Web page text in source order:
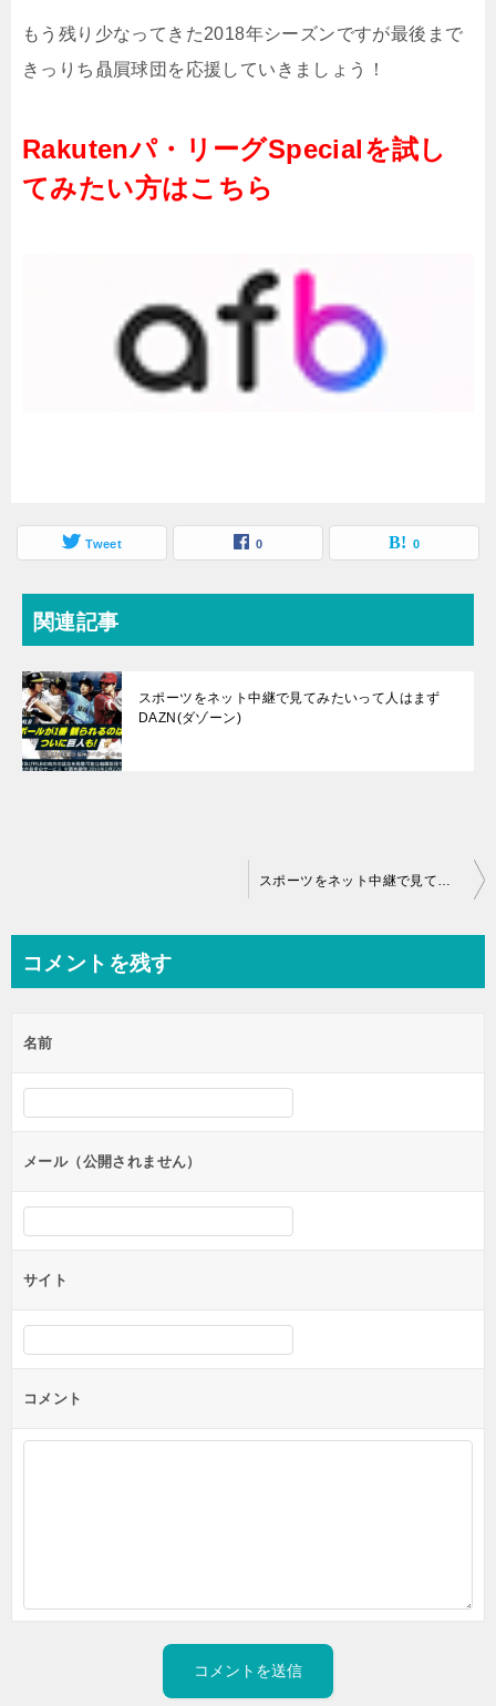
もう残り少なってきた2018年シーズンですが最後まで
きっりち贔屓球団を応援していきましょう！
Rakutenパ・リーグSpecialを試し
てみたい方はこちら
Tweet 0 0
関連記事
スポーツをネット中継で見てみたいって人はまず
DAZN(ダゾーン)
ビ
ー
シ
ョ
ン
スポーツをネット中継で見てみたいって人はまずDAZN(ダゾーン)
コメントを残す
名前
メール（公開されません）
サイト
コメント